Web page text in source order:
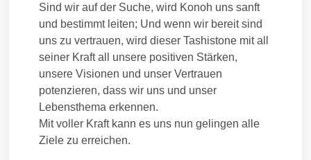
Sind wir auf der Suche, wird Konoh uns sanft
und bestimmt leiten; Und wenn wir bereit sind
uns zu vertrauen, wird dieser Tashistone mit all
seiner Kraft all unsere positiven Stärken,
unsere Visionen und unser Vertrauen
potenzieren, dass wir uns und unser
Lebensthema erkennen.
Mit voller Kraft kann es uns nun gelingen alle
Ziele zu erreichen.